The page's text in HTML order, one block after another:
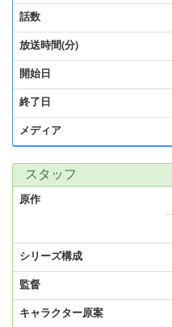
話数
放送時間(分)
開始日
終了日
メディア
スタッフ
原作
シリーズ構成
監督
キャラクター原案